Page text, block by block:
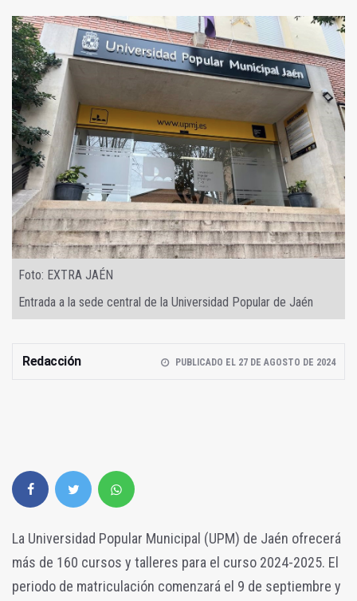
Foto: EXTRA JAÉN
Entrada a la sede central de la Universidad Popular de Jaén
Redacción PUBLICADO EL 27 DE AGOSTO DE 2024
La Universidad Popular Municipal (UPM) de Jaén ofrecerá
más de 160 cursos y talleres para el curso 2024-2025. El
periodo de matriculación comenzará el 9 de septiembre y